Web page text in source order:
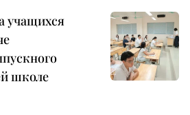
учащихся
школе